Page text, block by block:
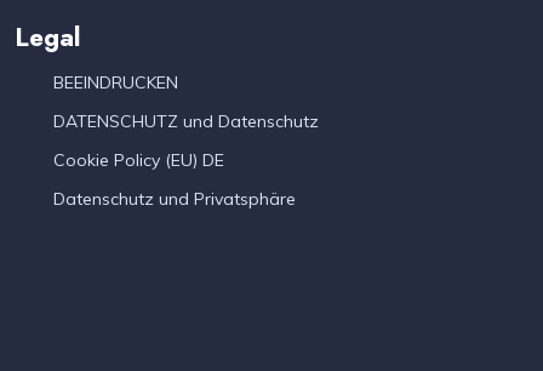
Legal
BEEINDRUCKEN
DATENSCHUTZ und Datenschutz
Cookie Policy (EU) DE
Datenschutz und Privatsphäre